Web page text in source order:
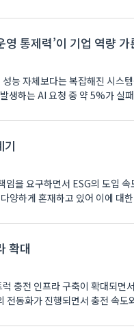
통제력’이 기업 역량 가
능 자체보다는 복잡해진 시스템
생하는 AI 요청 중 약 5%가 실
기
을 요구하면서 ESG의 도입
양하게 혼재하고 있어 이에 대
확대
충전 인프라 구축이 확대되면
동화가 진행되면서 충전 속도